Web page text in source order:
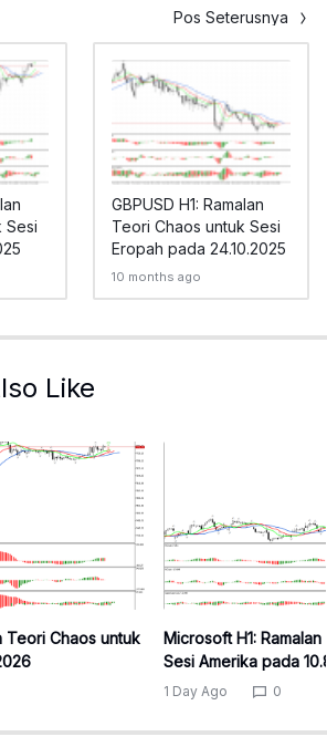
Pos Seterusnya
Sesi
GBPUSD H1: Ramalan
Teori Chaos untuk Sesi
Eropah pada 24.10.2025
10 months ago
Like
Teori Chaos untuk
Microsoft H1:
Sesi Amerika pada
1 Day Ago 0